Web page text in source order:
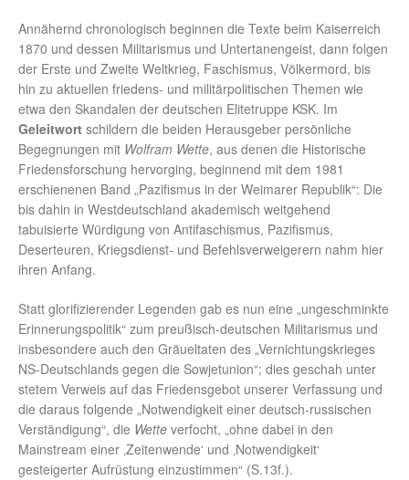
Annähernd chronologisch beginnen die Texte beim Kaiserreich
1870 und dessen Militarismus und Untertanengeist, dann folgen
der Erste und Zweite Weltkrieg, Faschismus, Völkermord, bis
hin zu aktuellen friedens- und militärpolitischen Themen wie
etwa den Skandalen der deutschen Elitetruppe KSK. Im
Geleitwort schildern die beiden Herausgeber persönliche
Begegnungen mit Wolfram Wette, aus denen die Historische
Friedensforschung hervorging, beginnend mit dem 1981
erschienenen Band „Pazifismus in der Weimarer Republik“: Die
bis dahin in Westdeutschland akademisch weitgehend
tabuisierte Würdigung von Antifaschismus, Pazifismus,
Deserteuren, Kriegsdienst- und Befehlsverweigerern nahm hier
ihren Anfang.
Statt glorifizierender Legenden gab es nun eine „ungeschminkte
Erinnerungspolitik“ zum preußisch-deutschen Militarismus und
insbesondere auch den Gräueltaten des „Vernichtungskrieges
NS-Deutschlands gegen die Sowjetunion“; dies geschah unter
stetem Verweis auf das Friedensgebot unserer Verfassung und
die daraus folgende „Notwendigkeit einer deutsch-russischen
Verständigung“, die Wette verfocht, „ohne dabei in den
Mainstream einer ‚Zeitenwende‘ und ‚Notwendigkeit‘
gesteigerter Aufrüstung einzustimmen“ (S.13f.).